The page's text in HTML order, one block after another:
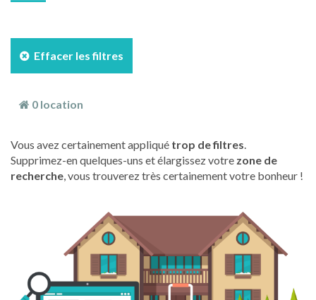
Effacer les filtres
0 location
Vous avez certainement appliqué trop de filtres.
Supprimez-en quelques-uns et élargissez votre zone de
recherche, vous trouverez très certainement votre bonheur !